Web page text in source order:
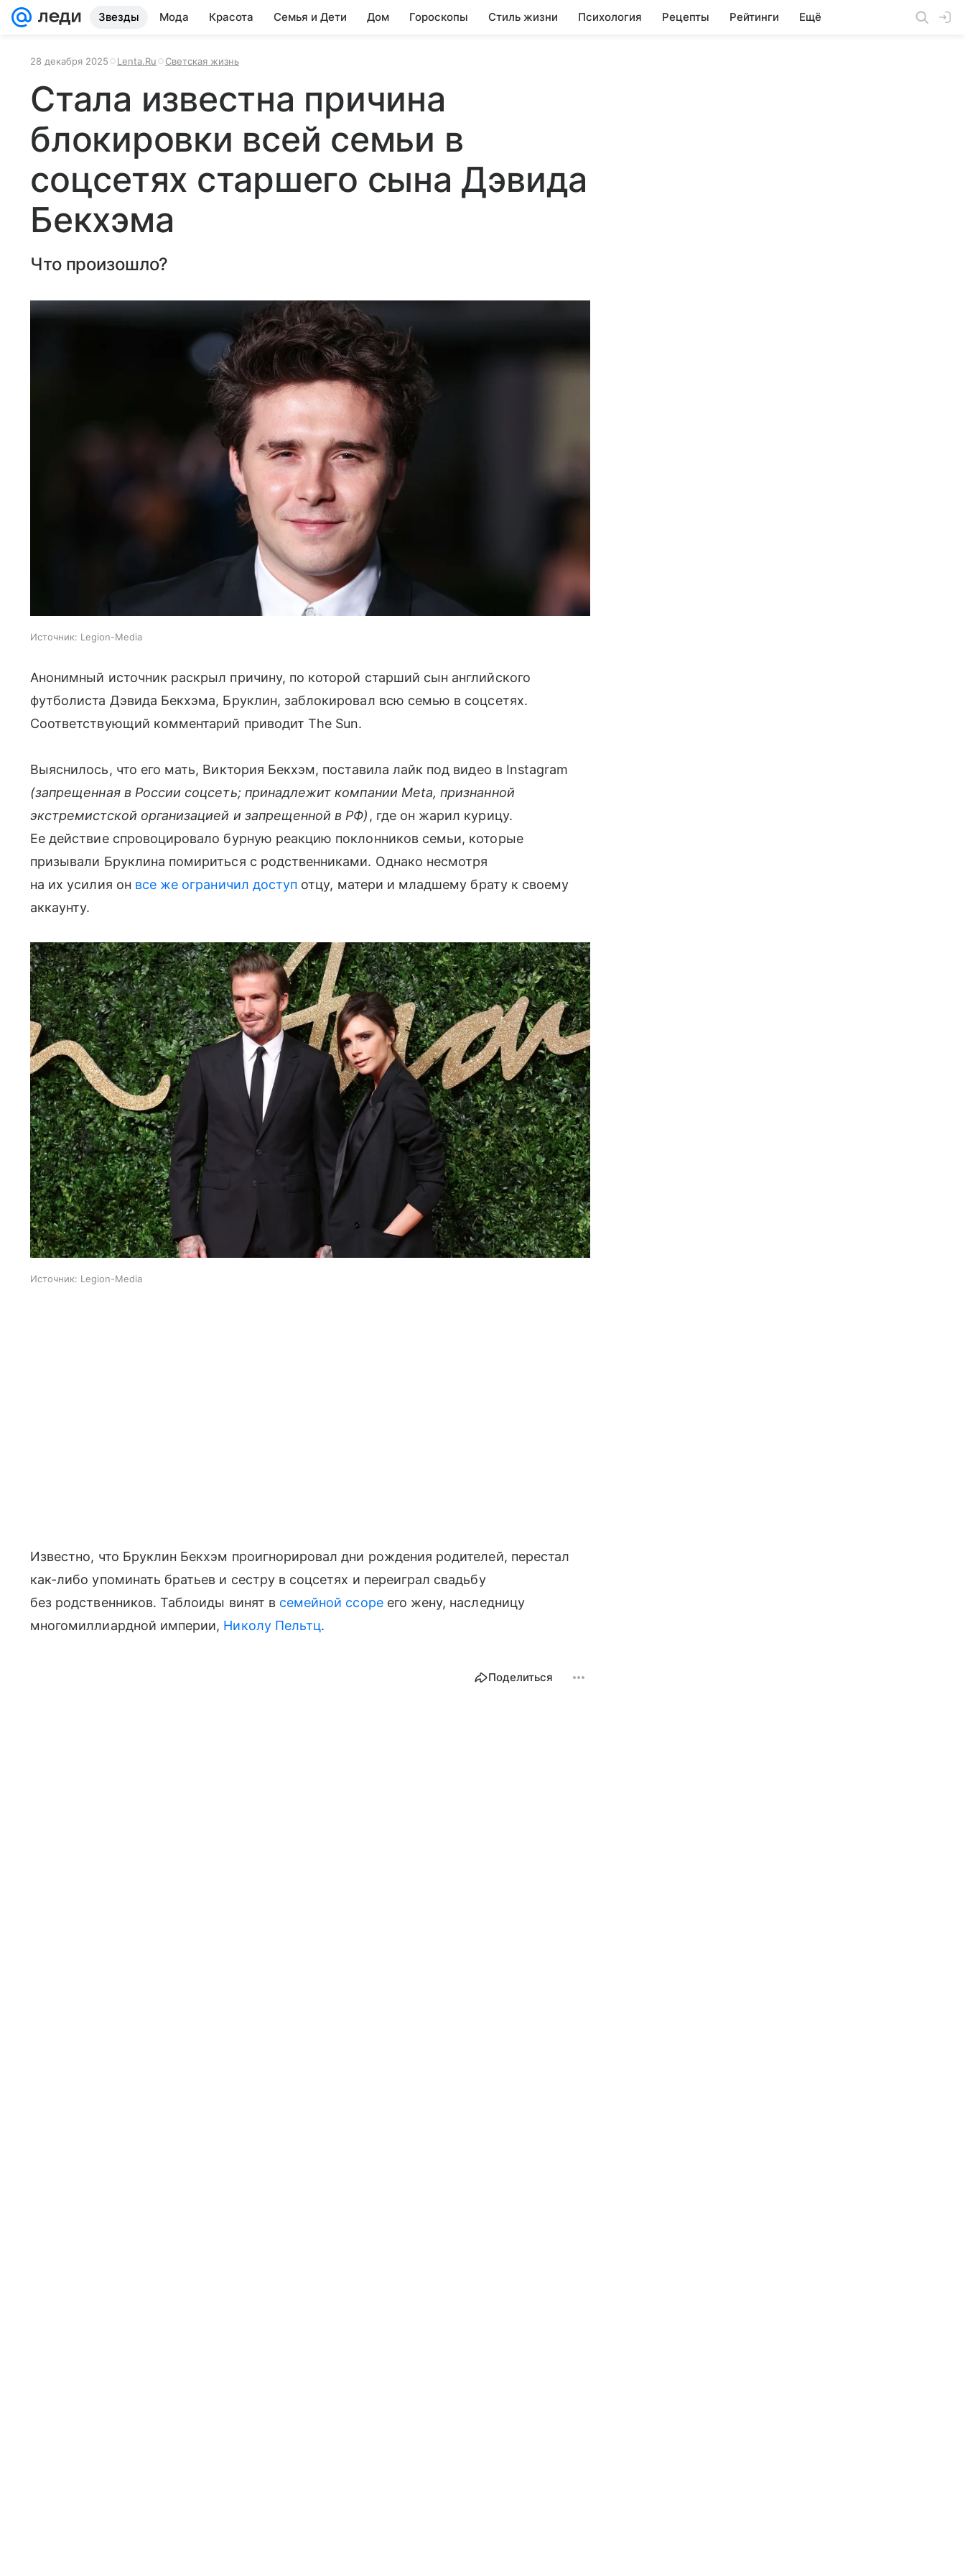
Звезды Мода Красота Семья и Дети Дом Гороскопы Стиль жизни Психология Рецепты Рейтинги Ещё
28 декабря 2025 Lenta.Ru Светская жизнь
Стала известна причина
блокировки всей семьи в
соцсетях старшего сына Дэвида
Бекхэма
Что произошло?
Источник: Legion-Media
Анонимный источник раскрыл причину, по которой старший сын английского
футболиста Дэвида Бекхэма, Бруклин, заблокировал всю семью в соцсетях.
Соответствующий комментарий приводит The Sun.
Выяснилось, что его мать, Виктория Бекхэм, поставила лайк под видео в Instagram
(запрещенная в России соцсеть; принадлежит компании Meta, признанной
экстремистской организацией и запрещенной в РФ), где он жарил курицу.
Ее действие спровоцировало бурную реакцию поклонников семьи, которые
призывали Бруклина помириться с родственниками. Однако несмотря
на их усилия он все же ограничил доступ отцу, матери и младшему брату к своему
аккаунту.
Источник: Legion-Media
Известно, что Бруклин Бекхэм проигнорировал дни рождения родителей, перестал
как-либо упоминать братьев и сестру в соцсетях и переиграл свадьбу
без родственников. Таблоиды винят в семейной ссореего жену, наследницу
многомиллиардной империи, Николу Пельтц.
Поделиться